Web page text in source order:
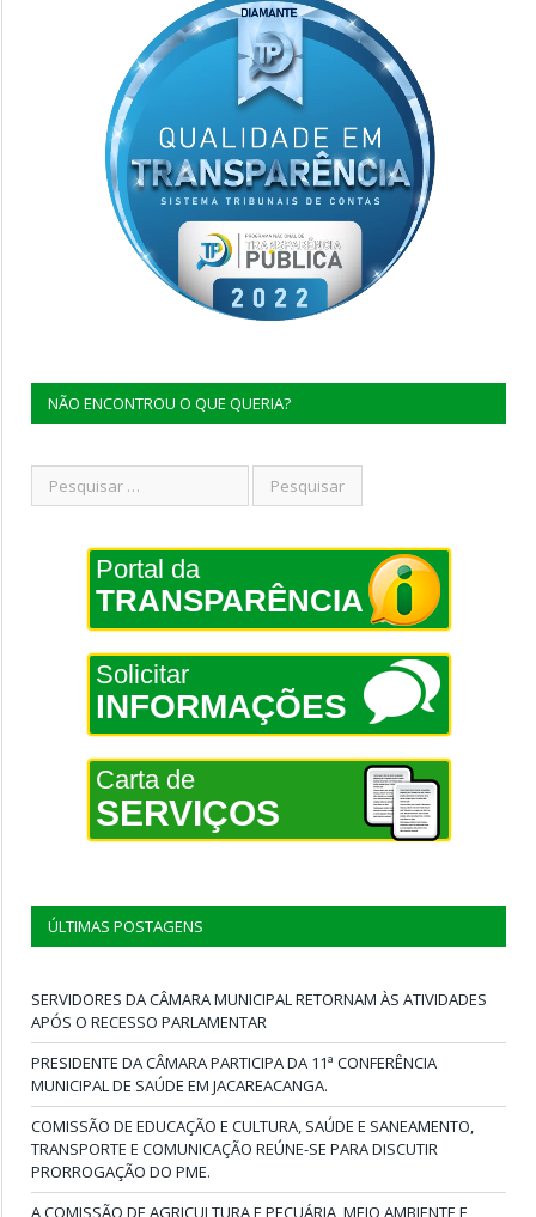
NÃO ENCONTROU O QUE QUERIA?
Portal da
TRANSPARÊNCIA
Solicitar
INFORMAÇÕES
Carta de
SERVIÇOS
ÚLTIMAS POSTAGENS
SERVIDORES DA CÂMARA MUNICIPAL RETORNAM ÀS ATIVIDADES
APÓS O RECESSO PARLAMENTAR
PRESIDENTE DA CÂMARA PARTICIPA DA 11ª CONFERÊNCIA
MUNICIPAL DE SAÚDE EM JACAREACANGA.
COMISSÃO DE EDUCAÇÃO E CULTURA, SAÚDE E SANEAMENTO,
TRANSPORTE E COMUNICAÇÃO REÚNE-SE PARA DISCUTIR
PRORROGAÇÃO DO PME.
A COMISSÃO DE AGRICULTURA E PECUÁRIA, MEIO AMBIENTE E